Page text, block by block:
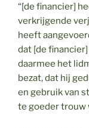
“[de financier]
verkrijgende
heeft
dat [de
daarmee het
bezat, dat hij
en gebruik van
te goeder trouw